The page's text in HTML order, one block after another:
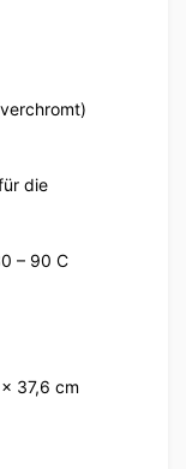
die
– 90 C
37,6 cm